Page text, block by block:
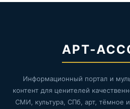
АРТ-
Информационный портал и
контент для ценителей
СМИ, культура, СПб, арт, тёмное